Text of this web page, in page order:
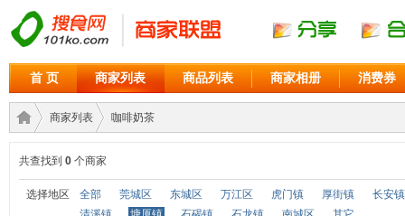
首 页 商家列表 商品列表 商家相册 消费券
商家›
商家列表
›
咖啡奶茶
共查找到 0 个商家
选择地区 全部 莞城区 东城区 万江区 虎门镇 厚街镇
长安镇